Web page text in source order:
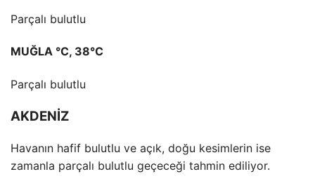
Parçalı bulutlu
MUĞLA °C, 38°C
Parçalı bulutlu
AKDENİZ
Havanın hafif bulutlu ve açık, doğu kesimlerin ise
zamanla parçalı bulutlu geçeceği tahmin ediliyor.